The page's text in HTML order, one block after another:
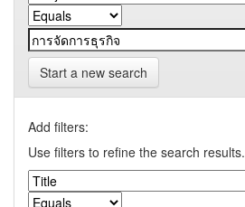
Start a new search
Add filters:
Use filters to refine the search results.